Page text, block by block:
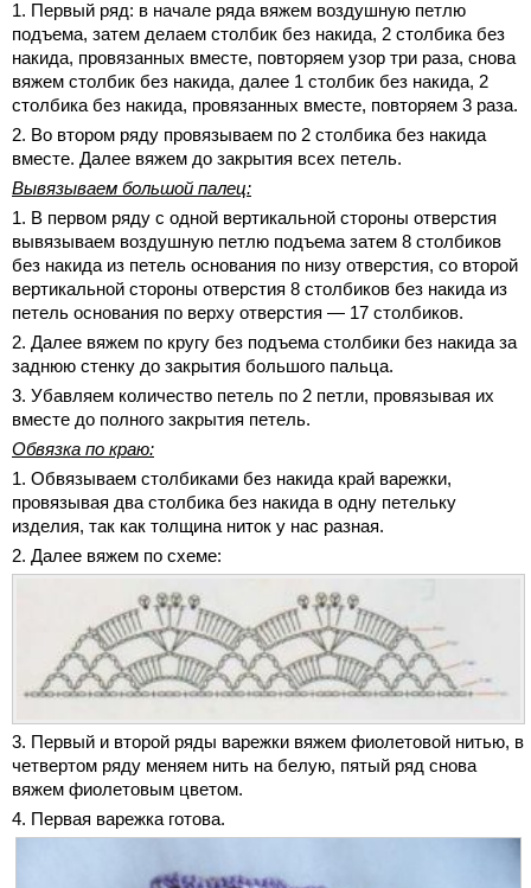
1. Первый ряд: в начале ряда вяжем воздушную петлю
подъема, затем делаем столбик без накида, 2 столбика без
накида, провязанных вместе, повторяем узор три раза, снова
вяжем столбик без накида, далее 1 столбик без накида, 2
столбика без накида, провязанных вместе, повторяем 3 раза.
2. Во втором ряду провязываем по 2 столбика без накида
вместе. Далее вяжем до закрытия всех петель.
Вывязываем большой палец:
1. В первом ряду с одной вертикальной стороны отверстия
вывязываем воздушную петлю подъема затем 8 столбиков
без накида из петель основания по низу отверстия, со второй
вертикальной стороны отверстия 8 столбиков без накида из
петель основания по верху отверстия — 17 столбиков.
2. Далее вяжем по кругу без подъема столбики без накида за
заднюю стенку до закрытия большого пальца.
3. Убавляем количество петель по 2 петли, провязывая их
вместе до полного закрытия петель.
Обвязка по краю:
1. Обвязываем столбиками без накида край варежки,
провязывая два столбика без накида в одну петельку
изделия, так как толщина ниток у нас разная.
2. Далее вяжем по схеме:
3. Первый и второй ряды варежки вяжем фиолетовой нитью, в
четвертом ряду меняем нить на белую, пятый ряд снова
вяжем фиолетовым цветом.
4. Первая варежка готова.